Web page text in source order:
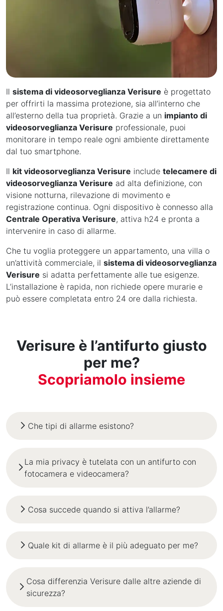
Il sistema di videosorveglianza Verisure è progettato
per offrirti la massima protezione, sia all’interno che
all’esterno della tua proprietà. Grazie a un impianto di
videosorveglianza Verisure professionale, puoi
monitorare in tempo reale ogni ambiente direttamente
dal tuo smartphone.
Il kit videosorveglianza Verisure include telecamere di
videosorveglianza Verisure ad alta definizione, con
visione notturna, rilevazione di movimento e
registrazione continua. Ogni dispositivo è connesso alla
Centrale Operativa Verisure, attiva h24 e pronta a
intervenire in caso di allarme.
Che tu voglia proteggere un appartamento, una villa o
un’attività commerciale, il sistema di videosorveglianza
Verisure si adatta perfettamente alle tue esigenze.
L’installazione è rapida, non richiede opere murarie e
può essere completata entro 24 ore dalla richiesta.
Verisure è l’antifurto giusto
per me?
Scopriamolo insieme
Che tipi di allarme esistono?
La mia privacy è tutelata con un antifurto con
fotocamera e videocamera?
Cosa succede quando si attiva l’allarme?
Quale kit di allarme è il più adeguato per me?
Cosa differenzia Verisure dalle altre aziende di
sicurezza?